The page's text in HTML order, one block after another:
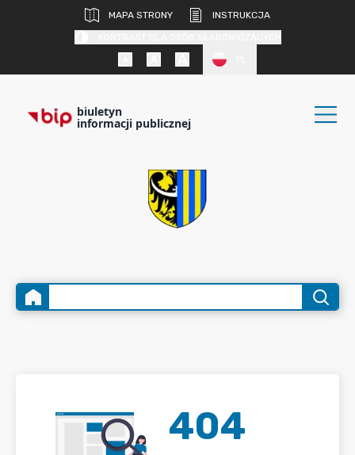
MAPA STRONY
INSTRUKCJA
biuletyn
informacji publicznej
404